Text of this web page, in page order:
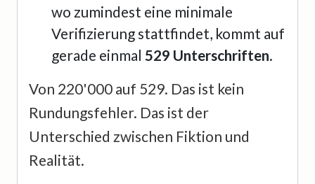
wo zumindest eine minimale
Verifizierung stattfindet, kommt auf
gerade einmal 529 Unterschriften.
Von 220'000 auf 529. Das ist kein
Rundungsfehler. Das ist der
Unterschied zwischen Fiktion und
Realität.